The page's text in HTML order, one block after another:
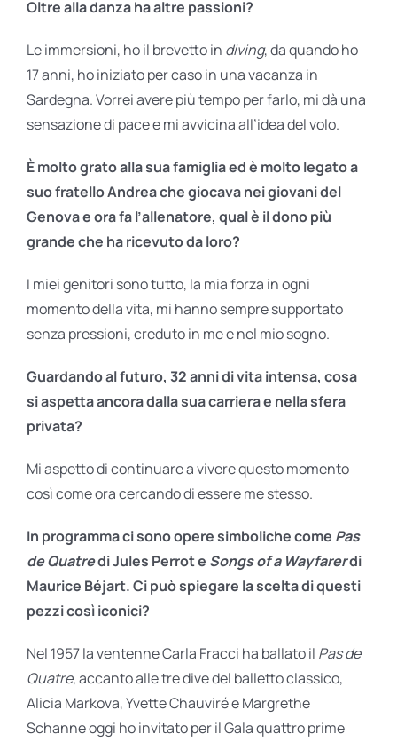
Oltre alla danza ha altre passioni?
Le immersioni, ho il brevetto in diving, da quando ho
17 anni, ho iniziato per caso in una vacanza in
Sardegna. Vorrei avere più tempo per farlo, mi dà una
sensazione di pace e mi avvicina all’idea del volo.
È molto grato alla sua famiglia ed è molto legato a
suo fratello Andrea che giocava nei giovani del
Genova e ora fa l’allenatore, qual è il dono più
grande che ha ricevuto da loro?
I miei genitori sono tutto, la mia forza in ogni
momento della vita, mi hanno sempre supportato
senza pressioni, creduto in me e nel mio sogno.
Guardando al futuro, 32 anni di vita intensa, cosa
si aspetta ancora dalla sua carriera e nella sfera
privata?
Mi aspetto di continuare a vivere questo momento
così come ora cercando di essere me stesso.
In programma ci sono opere simboliche come Pas
de Quatredi Jules Perrot e Songs of a Wayfarerdi
Maurice Béjart. Ci può spiegare la scelta di questi
pezzi così iconici?
Nel 1957 la ventenne Carla Fracci ha ballato il Pas de
Quatre, accanto alle tre dive del balletto classico,
Alicia Markova, Yvette Chauviré e Margrethe
Schanne oggi ho invitato per il Gala quattro prime